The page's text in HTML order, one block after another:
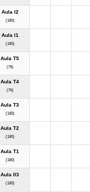
Aula I2
(180)
Aula I1
(180)
Aula T5
(76)
Aula T4
(76)
Aula T3
(180)
Aula T2
(180)
Aula T1
(180)
Aula II3
(180)